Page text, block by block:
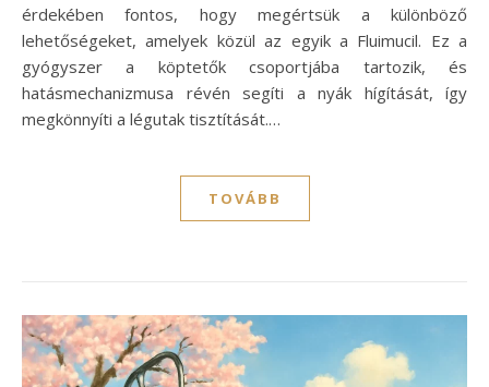
érdekében fontos, hogy megértsük a különböző
lehetőségeket, amelyek közül az egyik a Fluimucil. Ez a
gyógyszer a köptetők csoportjába tartozik, és
hatásmechanizmusa révén segíti a nyák hígítását, így
megkönnyíti a légutak tisztítását.…
TOVÁBB